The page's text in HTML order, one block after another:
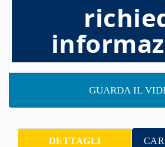
GUARDA IL
DETTAGLI